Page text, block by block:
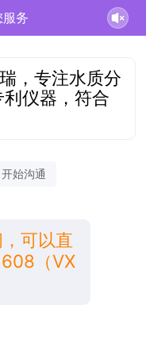
务
，专注水质分
仪器，符合
始沟通
可以直
（VX